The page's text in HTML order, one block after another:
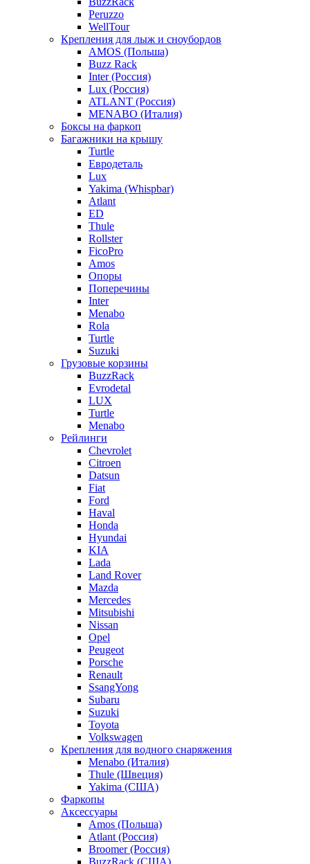
Peruzzo
WellTour
Крепления для лыж и сноубордов
AMOS (Польша)
Buzz Rack
Inter (Россия)
Lux (Россия)
ATLANT (Россия)
MENABO (Италия)
Боксы на фаркоп
Багажники на крышу
Turtle
Евродеталь
Lux
Yakima (Whispbar)
Atlant
ED
Thule
Rollster
FicoPro
Amos
Опоры
Поперечины
Inter
Menabo
Rola
Turtle
Suzuki
Грузовые корзины
BuzzRack
Evrodetal
LUX
Turtle
Menabo
Рейлинги
Chevrolet
Citroen
Datsun
Fiat
Ford
Haval
Honda
Hyundai
KIA
Lada
Land Rover
Mazda
Mercedes
Mitsubishi
Nissan
Opel
Peugeot
Porsche
Renault
SsangYong
Subaru
Suzuki
Toyota
Volkswagen
Крепления для водного снаряжения
Menabo (Италия)
Thule (Швеция)
Yakima (США)
Фаркопы
Аксессуары
Amos (Польша)
Atlant (Россия)
Broomer (Россия)
BuzzRack (США)